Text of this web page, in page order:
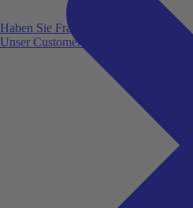
Haben Sie Fragen?
Unser Customer Service ist für Sie da!